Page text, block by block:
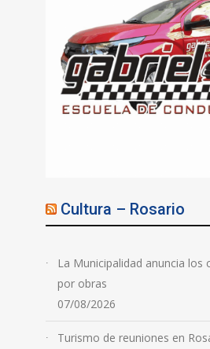
Cultura – Rosario
La Municipalidad anuncia los
por obras
07/08/2026
Turismo de reuniones en